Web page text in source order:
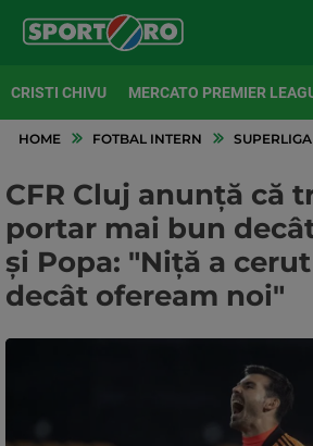
CRISTI CHIVU MERCATO PREMIER
HOME FOTBAL INTERN SUPERLIGA
CFR Cluj anunță că
portar mai bun
și Popa: "Niță a
decât ofeream noi"